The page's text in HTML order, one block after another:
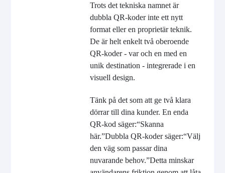
Trots det tekniska namnet är
dubbla QR-koder inte ett nytt
format eller en proprietär teknik.
De är helt enkelt två oberoende
QR-koder - var och en med en
unik destination - integrerade i en
visuell design.
Tänk på det som att ge två klara
dörrar till dina kunder. En enda
QR-kod säger:“Skanna
här.”Dubbla QR-koder säger:“Välj
den väg som passar dina
nuvarande behov.”Detta minskar